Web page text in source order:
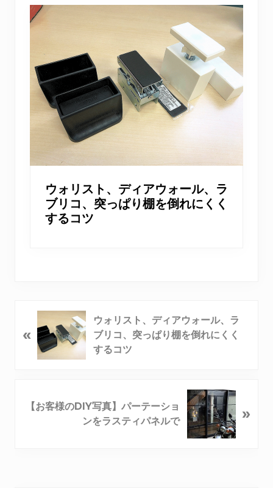
ウォリスト、ディアウォール、ラ
ブリコ、突っぱり棚を倒れにくく
するコツ
«
ウォリスト、ディアウォール、ラ
ブリコ、突っぱり棚を倒れにくく
するコツ
【お客様のDIY写真】パーテーショ
ンをラスティパネルで
»